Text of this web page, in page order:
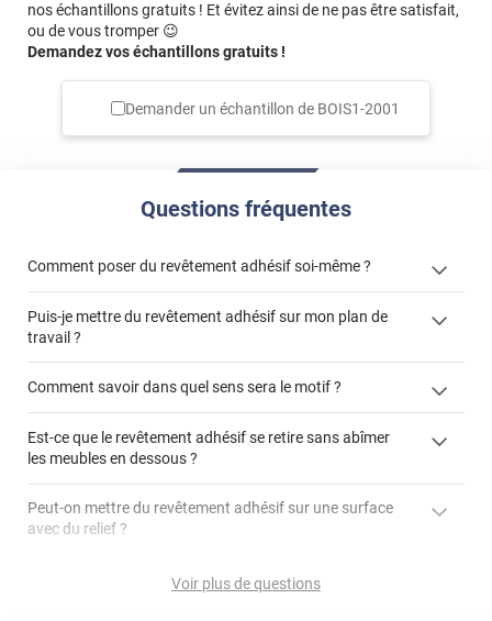
nos échantillons gratuits ! Et évitez ainsi de ne pas être satisfait,
ou de vous tromper 😉
Demandez vos échantillons gratuits !
Demander un échantillon de BOIS1-2001
Questions fréquentes
Comment poser du revêtement adhésif soi-même ?
« Comment poser un revêtement adhésif ? »
Puis-je mettre du revêtement adhésif sur mon plan de
travail ?
"Peut-on installer du
Comment savoir dans quel sens sera le motif ?
Est-ce que le revêtement adhésif se retire sans abîmer
les meubles en dessous ?
Peut-on mettre du revêtement adhésif sur une surface
avec du relief ?
Peut-on mettre du revêtement adhésif sur du carrelage
Voir plus de questions